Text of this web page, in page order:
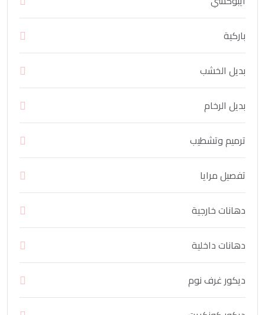
باركية
بديل الخشب
بديل الرخام
ترميم وتشطيب
تفصيل مرايا
دهانات خارجية
دهانات داخلية
ديكور غرف نوم